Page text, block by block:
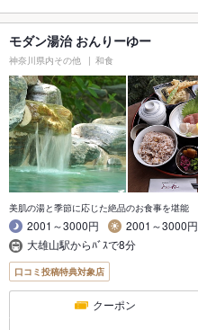
モダン湯治 おんりーゆー
神奈川県内その他 和食
美肌の湯と季節に応じた絶品のお食事を堪能
2001～3000円
2001～3000円
大雄山駅からﾊﾞｽで8分
口コミ投稿特典対象店
クーポン